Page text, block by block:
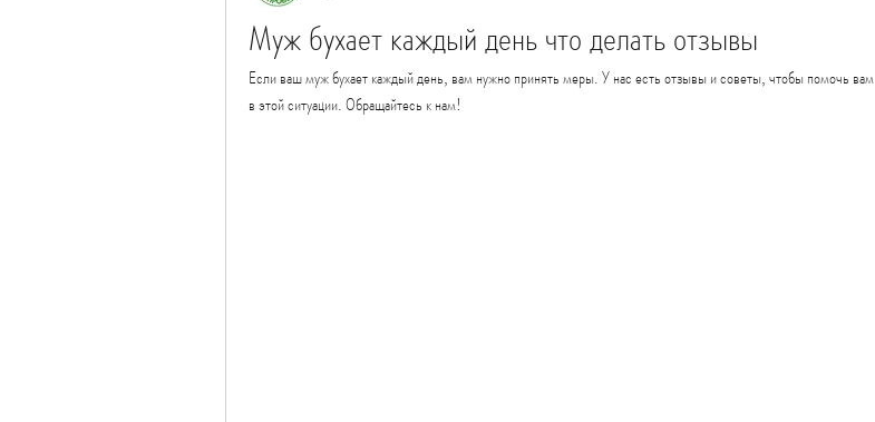
Муж бухает каждый день что делать отзывы
Если ваш муж бухает каждый день, вам нужно принять меры. У нас есть отзывы и советы, чтобы помочь вам
в этой ситуации. Обращайтесь к нам!